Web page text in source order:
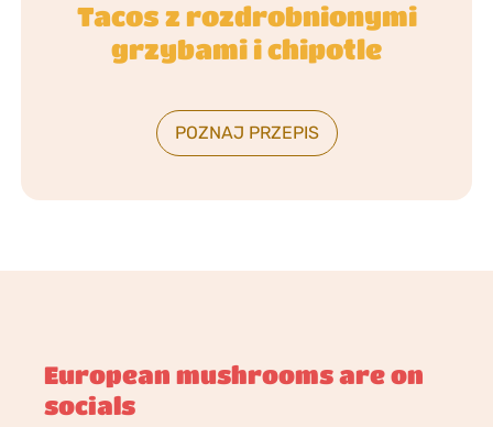
Tacos z rozdrobnionymi
grzybami i chipotle
POZNAJ PRZEPIS
European mushrooms are on
socials